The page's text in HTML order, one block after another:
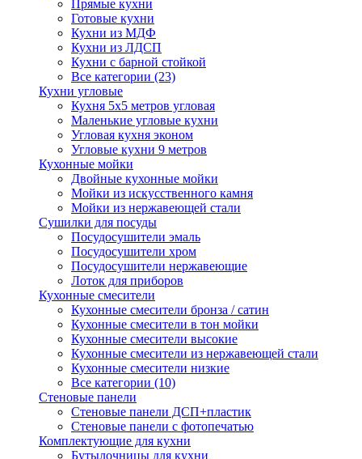
Прямые кухни
Готовые кухни
Кухни из МДФ
Кухни из ЛДСП
Кухни с барной стойкой
Все категории (23)
Кухни угловые
Кухня 5х5 метров угловая
Маленькие угловые кухни
Угловая кухня эконом
Угловые кухни 9 метров
Кухонные мойки
Двойные кухонные мойки
Мойки из искусственного камня
Мойки из нержавеющей стали
Сушилки для посуды
Посудосушители эмаль
Посудосушители хром
Посудосушители нержавеющие
Лоток для приборов
Кухонные смесители
Кухонные смесители бронза / сатин
Кухонные смесители в тон мойки
Кухонные смесители высокие
Кухонные смесители из нержавеющей стали
Кухонные смесители низкие
Все категории (10)
Стеновые панели
Стеновые панели ДСП+пластик
Стеновые панели с фотопечатью
Комплектующие для кухни
Бутылочницы для кухни